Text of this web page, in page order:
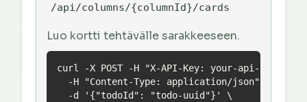
/api/columns/{columnId}/cards
Luo kortti tehtävälle sarakkeeseen.
curl -X POST -H "X-API-Key: your-api-key" \
  -H "Content-Type: application/json" \
  -d '{"todoId": "todo-uuid"}' \